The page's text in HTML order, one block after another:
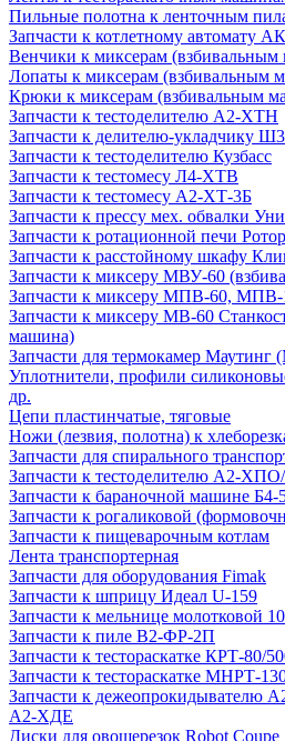
Пильные полотна к ленточным
Запчасти к котлетному автомату
Венчики к миксерам
Лопаты к миксерам (взбивальным
Крюки к миксерам (взбивальным
Запчасти к тестоделителю А2-ХТН
Запчасти к делителю-укладчику
Запчасти к тестоделителю Кузбасс
Запчасти к тестомесу Л4-ХТВ
Запчасти к тестомесу А2-ХТ-3Б
Запчасти к прессу мех. обвалки
Запчасти к ротационной печи
Запчасти к расстойному шкафу
Запчасти к миксеру МВУ-60
Запчасти к миксеру МПВ-60, МПВ-
Запчасти к миксеру МВ-60
машина)
Запчасти для термокамер Маутинг
Уплотнители, профили
др.
Цепи пластинчатые, тяговые
Ножи (лезвия, полотна) к
Запчасти для спирального
Запчасти к тестоделителю А2-
Запчасти к бараночной машине Б4-
Запчасти к рогаликовой
Запчасти к пищеварочным котлам
Лента транспортерная
Запчасти для оборудования Fimak
Запчасти к шприцу Идеал U-159
Запчасти к мельнице
Запчасти к пиле В2-ФР-2П
Запчасти к тестораскатке КРТ-80/
Запчасти к тестораскатке МНРТ-
Запчасти к
А2-ХДЕ
Диски для овощерезок Robot Coupe